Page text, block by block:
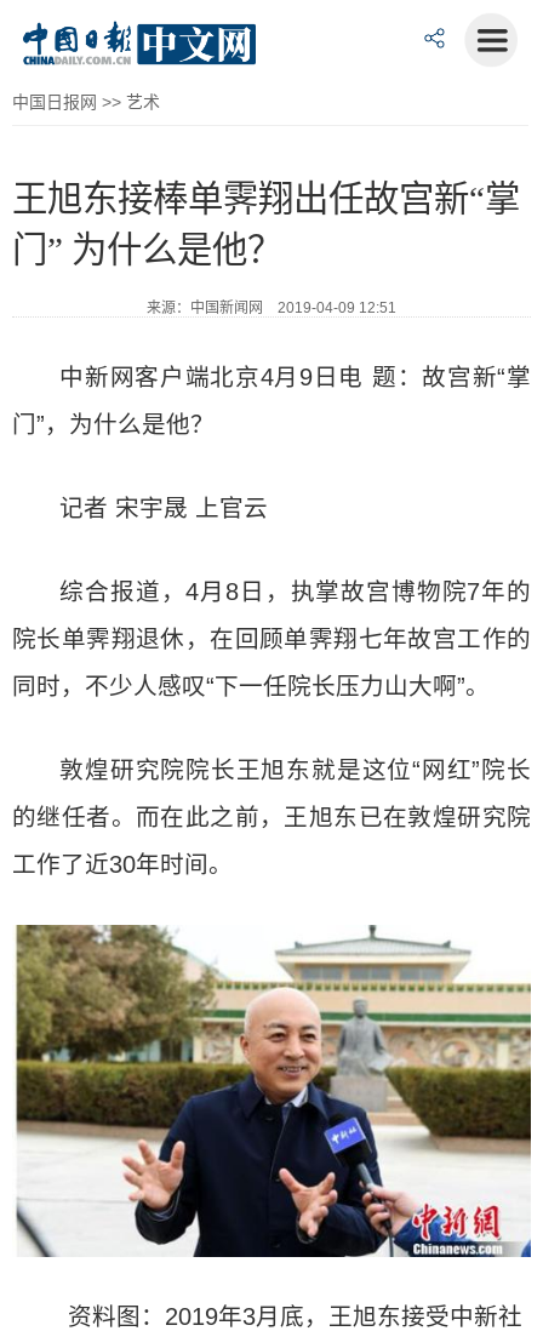
中国日报网 >> 艺术
王旭东接棒单霁翔出任故宫新“掌
门” 为什么是他？
来源：中国新闻网 2019-04-09 12:51
中新网客户端北京4月9日电 题：故宫新“掌
门”，为什么是他？
记者 宋宇晟 上官云
综合报道，4月8日，执掌故宫博物院7年的
院长单霁翔退休，在回顾单霁翔七年故宫工作的
同时，不少人感叹“下一任院长压力山大啊”。
敦煌研究院院长王旭东就是这位“网红”院长
的继任者。而在此之前，王旭东已在敦煌研究院
工作了近30年时间。
资料图：2019年3月底，王旭东接受中新社